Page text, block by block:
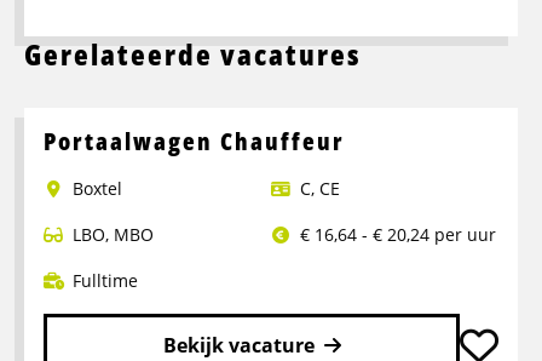
Gerelateerde vacatures
Portaalwagen Chauffeur
Boxtel C, CE
LBO, MBO
€ 16,64 - € 20,24 per uur
Fulltime
Bekijk vacature